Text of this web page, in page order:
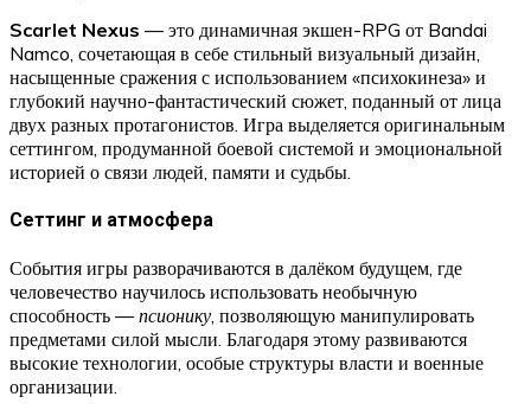
Scarlet Nexus — это динамичная экшен-RPG от Bandai
Namco, сочетающая в себе стильный визуальный дизайн,
насыщенные сражения с использованием «психокинеза» и
глубокий научно-фантастический сюжет, поданный от лица
двух разных протагонистов. Игра выделяется оригинальным
сеттингом, продуманной боевой системой и эмоциональной
историей о связи людей, памяти и судьбы.
Сеттинг и атмосфера
События игры разворачиваются в далёком будущем, где
человечество научилось использовать необычную
способность —псионику, позволяющую манипулировать
предметами силой мысли. Благодаря этому развиваются
высокие технологии, особые структуры власти и военные
организации.